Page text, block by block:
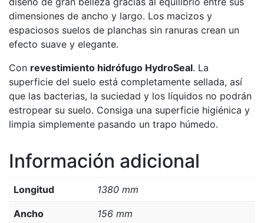
dimensiones de ancho y largo. Los macizos y
espaciosos suelos de planchas sin ranuras crean un
efecto suave y elegante.
Con revestimiento hidrófugo HydroSeal. La
superficie del suelo está completamente sellada, así
que las bacterias, la suciedad y los líquidos no podrán
estropear su suelo. Consiga una superficie higiénica y
limpia simplemente pasando un trapo húmedo.
Información adicional
Longitud 1380 mm
Ancho 156 mm